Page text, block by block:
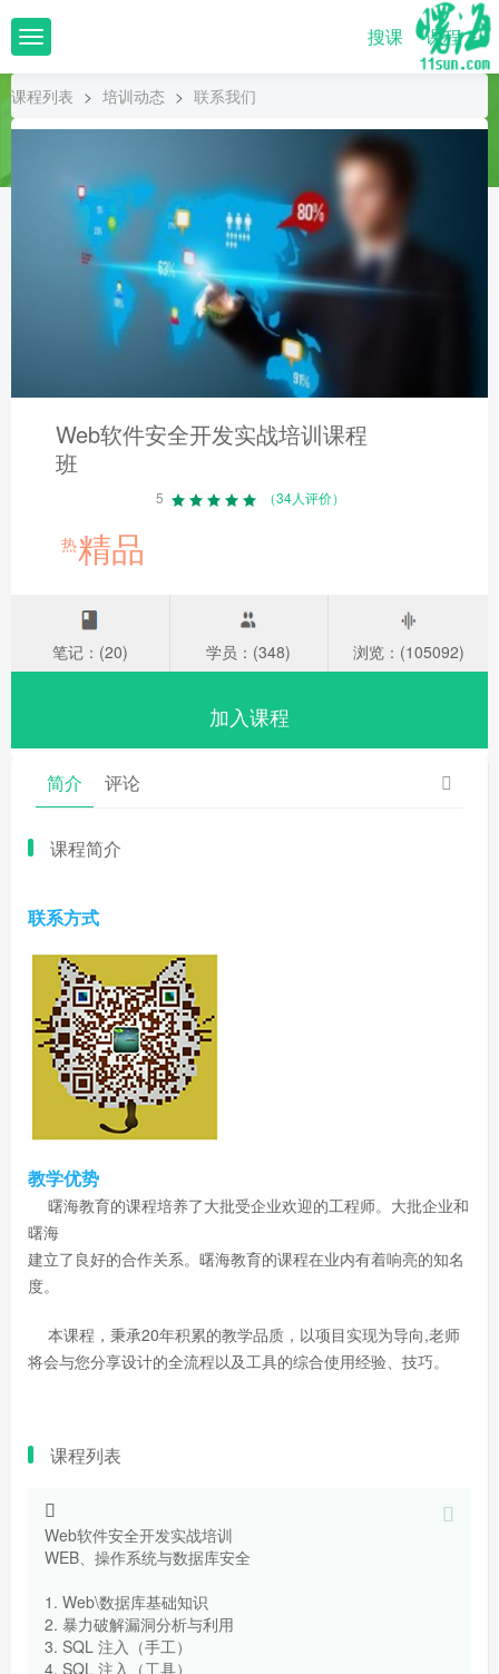
T
o
g
l
搜课 课程
课程列表 > 培训动态 > 联系我们
Web软件安全开发实战培训课程
班
5 （34人评价）
热精品
笔记：(20) 学员：(348) 浏览：(105092)
加入课程
简介 评论
课程简介
联系方式
教学优势
曙海教育的课程培养了大批受企业欢迎的工程师。大批企业和
曙海
建立了良好的合作关系。曙海教育的课程在业内有着响亮的知名
度。
本课程，秉承20年积累的教学品质，以项目实现为导向,老师
将会与您分享设计的全流程以及工具的综合使用经验、技巧。
课程列表
Web软件安全开发实战培训
WEB、操作系统与数据库安全
1. Web\数据库基础知识
2. 暴力破解漏洞分析与利用
3. SQL 注入（手工）
4. SQL 注入（工具）